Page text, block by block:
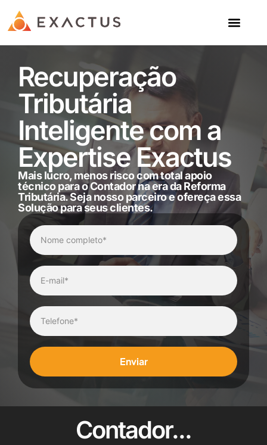
Recuperação
Tributária
Inteligente com a
Expertise Exactus
Mais lucro, menos risco com total apoio
técnico para o Contador na era da Reforma
Tributária. Seja nosso parceiro e ofereça essa
Solução para seus clientes.
Enviar
Contador...